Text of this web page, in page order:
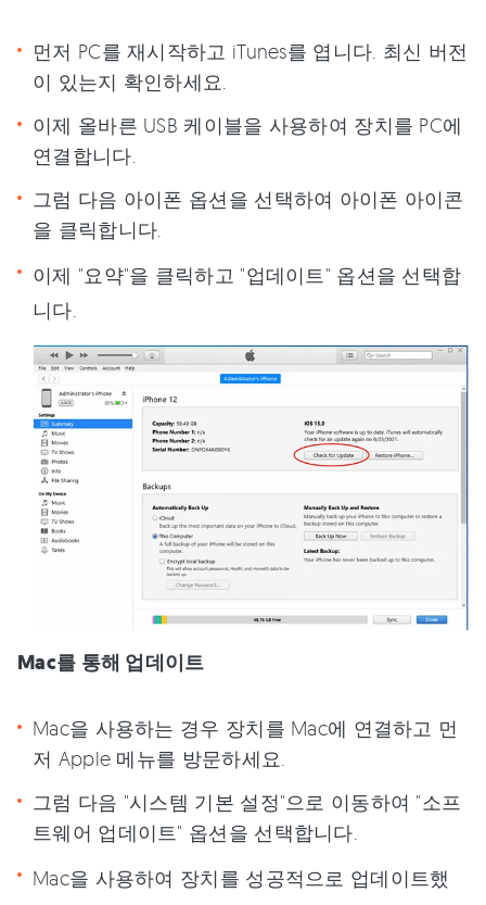
먼저 PC를 재시작하고 iTunes를 엽니다. 최신 버전
이 있는지 확인하세요.
이제 올바른 USB 케이블을 사용하여 장치를 PC에
연결합니다.
그럼 다음 아이폰 옵션을 선택하여 아이폰 아이콘
을 클릭합니다.
이제 "요약"을 클릭하고 "업데이트" 옵션을 선택합
니다.
Mac를 통해 업데이트
Mac을 사용하는 경우 장치를 Mac에 연결하고 먼
저 Apple 메뉴를 방문하세요.
그럼 다음 "시스템 기본 설정"으로 이동하여 "소프
트웨어 업데이트" 옵션을 선택합니다.
Mac을 사용하여 장치를 성공적으로 업데이트했